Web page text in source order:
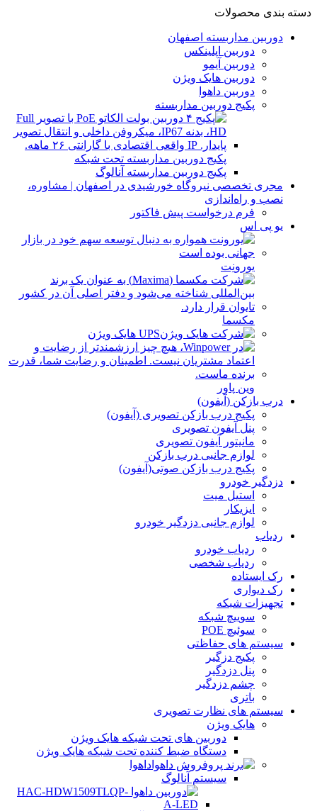
دسته بندی محصولات
دوربین مداربسته اصفهان
دوربین اپلینکس
دوربین آیمو
دوربین هایک ویژن
دوربین داهوا
پکیج دوربین مداربسته
پکیج دوربین مداربسته تحت شبکه
پکیج دوربین مداربسته آنالوگ
مجری تخصصی نیروگاه خورشیدی در اصفهان | مشاوره،
نصب و راه‌اندازی
فرم درخواست پیش فاکتور
یو پی اس
یورونِت
مکسما
UPS هایک ویژن
وین پاور
درب بازکن (آیفون)
پکیج درب بازکن تصویری (آیفون)
پنل آیفون تصویری
مانیتور آیفون تصویری
لوازم جانبی درب بازکن
پکیج درب بازکن صوتی(آیفون)
دزدگیر خودرو
استیل میت
ایزیکار
لوازم جانبی دزدگیر خودرو
ردیاب
ردیاب خودرو
ردیاب شخصی
رک ایستاده
رک دیواری
تجهیزات شبکه
سوییچ شبکه
سوئیچ POE
سیستم های حفاظتی
پکیج دزگیر
پنل دزدگیر
چشم دزدگیر
باتری
سیستم های نظارت تصویری
هایک ویژن
دوربین های تحت شبکه هایک ویژن
دستگاه ضبط کننده تحت شبکه هایک ویژن
داهوا
سیستم آنالوگ